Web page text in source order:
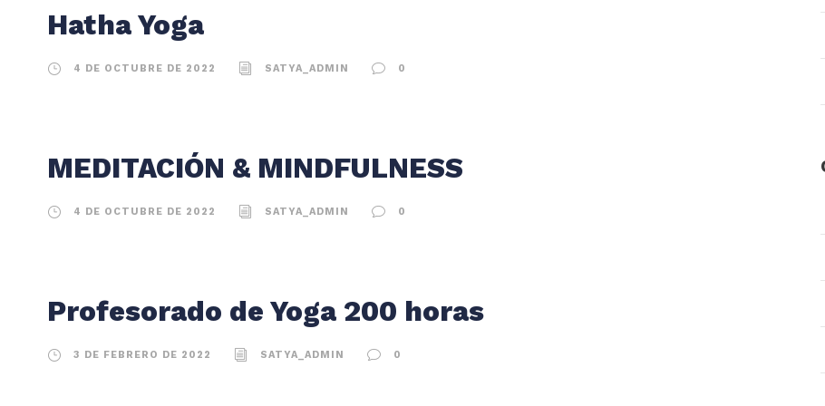
Hatha Yoga
4 DE OCTUBRE DE 2022 SATYA_ADMIN 0
MEDITACIÓN & MINDFULNESS
4 DE OCTUBRE DE 2022 SATYA_ADMIN 0
Profesorado de Yoga 200 horas
3 DE FEBRERO DE 2022 SATYA_ADMIN 0